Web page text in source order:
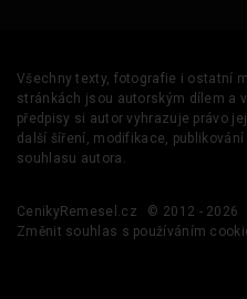
Všechny texty, fotografie i ostatní
stránkách jsou autorským dílem a
předpisy si autor vyhrazuje právo
další šíření, modifikace,
souhlasu autora.
CenikyRemesel.cz © 2012 - 2026
Změnit souhlas s používáním